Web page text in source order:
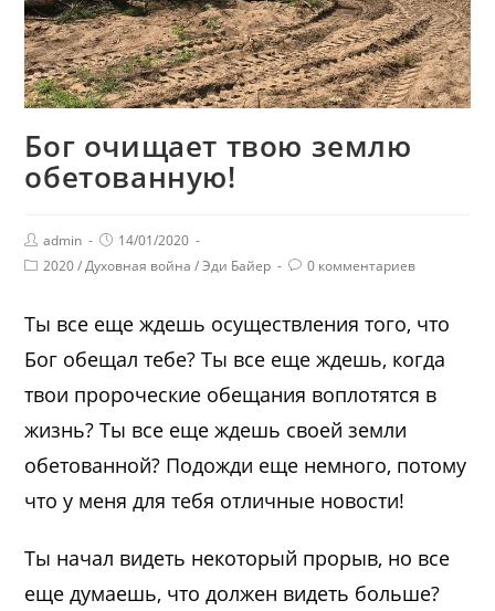
Бог очищает твою землю
обетованную!
admin
14/01/2020
2020 / Духовная война / Эди Байер 0 комментариев
Ты все еще ждешь осуществления того, что
Бог обещал тебе? Ты все еще ждешь, когда
твои пророческие обещания воплотятся в
жизнь? Ты все еще ждешь своей земли
обетованной? Подожди еще немного, потому
что у меня для тебя отличные новости!
Ты начал видеть некоторый прорыв, но все
еще думаешь, что должен видеть больше?